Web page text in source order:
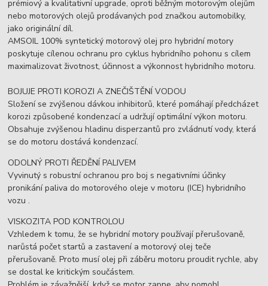
prémiový a kvalitativní upgrade, oproti běžným motorovým olejům
nebo motorových olejů prodávaných pod značkou automobilky,
jako originální díl.
AMSOIL 100% syntetický motorový olej pro hybridní motory
poskytuje cílenou ochranu pro cyklus hybridního pohonu s cílem
maximalizovat životnost, účinnost a výkonnost hybridního motoru.
BOJUJE PROTI KOROZI A ZNEČIŠTĚNÍ VODOU
Složení se zvýšenou dávkou inhibitorů, které pomáhají předcházet
korozi způsobené kondenzací a udržují optimální výkon motoru.
Obsahuje zvýšenou hladinu disperzantů pro zvládnutí vody, která
se do motoru dostává kondenzací.
ODOLNÝ PROTI ŘEDĚNÍ PALIVEM
Vyvinutý s robustní ochranou pro boj s negativními účinky
pronikání paliva do motorového oleje v motoru (ICE) hybridního
vozu .
VISKOZITA POD KONTROLOU
Vzhledem k tomu, že se hybridní motory používají přerušovaně,
narůstá počet startů a zastavení a motorový olej teče
přerušovaně. Proto musí olej při záběru motoru proudit rychle, aby
se dostal ke kritickým součástem.